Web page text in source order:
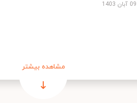
09 آبان 1403
مشاهده بیشتر